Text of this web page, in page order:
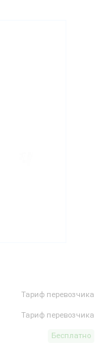
Тариф перевозчика
Тариф перевозчика
Бесплатно